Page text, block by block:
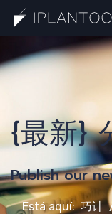
{最新}
Publish our
Está aquí:巧计